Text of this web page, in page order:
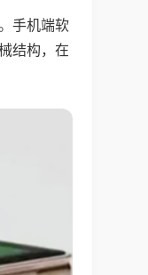
手机端软
结构，在